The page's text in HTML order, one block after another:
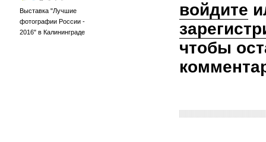
Выставка "Лучшие
фотографии России -
2016" в Калининграде
войдите
чтобы